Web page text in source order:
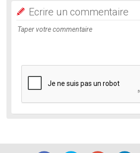
Ecrire un commentaire